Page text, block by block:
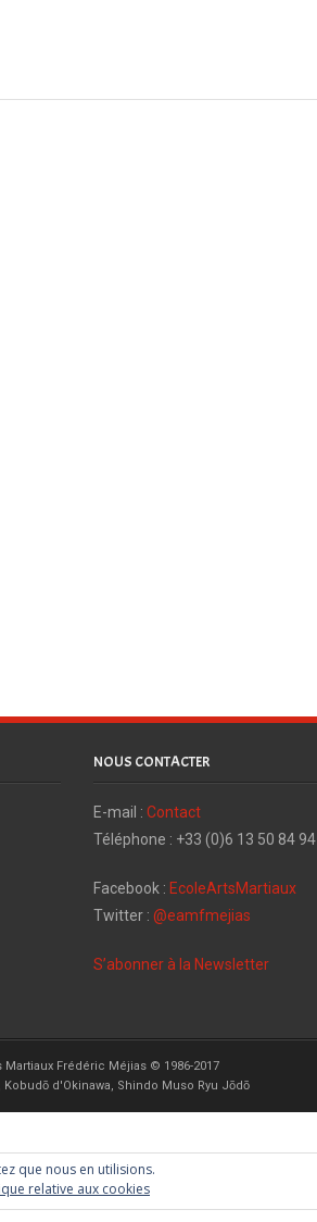
NOUS CONTACTER
E-mail : Contact
Téléphone : +33 (0)6 13 50 84 94
Facebook : EcoleArtsMartiaux
Twitter : @eamfmejias
S’abonner à la Newsletter
Martiaux Frédéric Méjias © 1986-2017
Kobudō d'Okinawa, Shindo Muso Ryu Jōdō
que nous en utilisions.
relative aux cookies